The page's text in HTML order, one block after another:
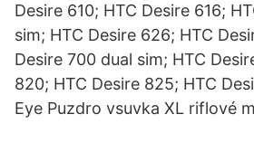
Desire 610; HTC Desire 616;
sim; HTC Desire 626; HTC
Desire 700 dual sim; HTC
820; HTC Desire 825; HTC
Eye Puzdro vsuvka XL riflové